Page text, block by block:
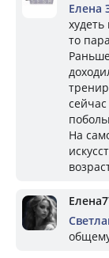
Елена
то
На